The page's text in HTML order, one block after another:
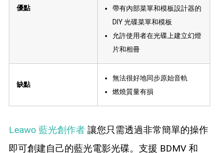
優點
帶有內部菜單和模板設計器的
DIY 光碟菜單和模板
允許使用者在光碟上建立幻燈
片和相冊
缺點
無法很好地同步原始音軌
燃燒質量有損
Leawo 藍光創作者讓您只需透過非常簡單的操作
即可創建自己的藍光電影光碟。支援 BDMV 和